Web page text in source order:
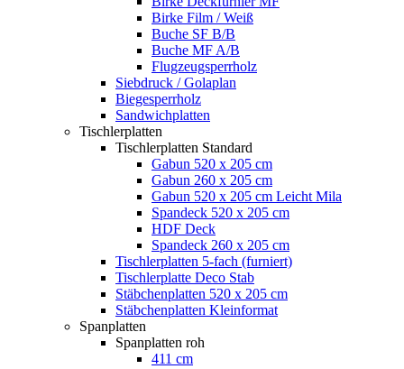
Birke Film / Weiß
Buche SF B/B
Buche MF A/B
Flugzeugsperrholz
Siebdruck / Golaplan
Biegesperrholz
Sandwichplatten
Tischlerplatten
Tischlerplatten Standard
Gabun 520 x 205 cm
Gabun 260 x 205 cm
Gabun 520 x 205 cm Leicht Mila
Spandeck 520 x 205 cm
HDF Deck
Spandeck 260 x 205 cm
Tischlerplatten 5-fach (furniert)
Tischlerplatte Deco Stab
Stäbchenplatten 520 x 205 cm
Stäbchenplatten Kleinformat
Spanplatten
Spanplatten roh
411 cm